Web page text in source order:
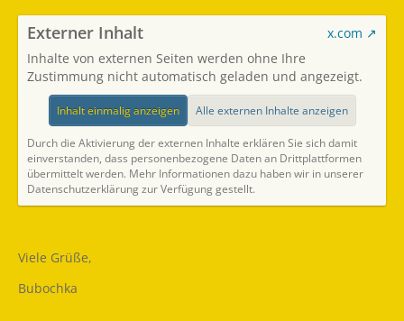
Externer Inhalt
x.com
Inhalte von externen Seiten werden ohne Ihre
Zustimmung nicht automatisch geladen und angezeigt.
Inhalt einmalig anzeigen Alle externen Inhalte anzeigen
Durch die Aktivierung der externen Inhalte erklären Sie sich damit
einverstanden, dass personenbezogene Daten an Drittplattformen
übermittelt werden. Mehr Informationen dazu haben wir in unserer
Datenschutzerklärung zur Verfügung gestellt.
Viele Grüße,
Bubochka